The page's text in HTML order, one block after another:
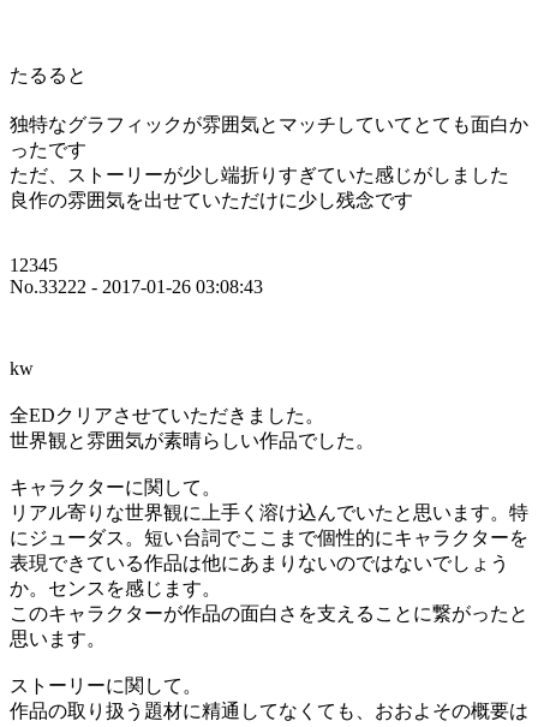
たるると
独特なグラフィックが雰囲気とマッチしていてとても面白か
ったです
ただ、ストーリーが少し端折りすぎていた感じがしました
良作の雰囲気を出せていただけに少し残念です
12345
No.33222 - 2017-01-26 03:08:43
kw
全EDクリアさせていただきました。
世界観と雰囲気が素晴らしい作品でした。
キャラクターに関して。
リアル寄りな世界観に上手く溶け込んでいたと思います。特
にジューダス。短い台詞でここまで個性的にキャラクターを
表現できている作品は他にあまりないのではないでしょう
か。センスを感じます。
このキャラクターが作品の面白さを支えることに繋がったと
思います。
ストーリーに関して。
作品の取り扱う題材に精通してなくても、おおよその概要は